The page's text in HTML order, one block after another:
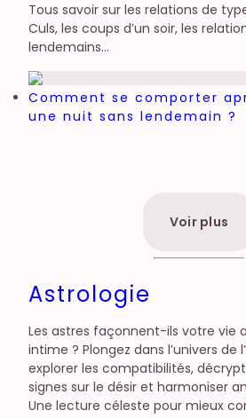
Tous savoir sur les relations de
Culs, les coups d’un soir, les
lendemains…
Comment se comporter
une nuit sans lendemain ?
Voir plus
Astrologie
Les astres façonnent-ils votre vie
intime ? Plongez dans l’univers de
explorer les compatibilités,
signes sur le désir et harmoniser
Une lecture céleste pour mieux